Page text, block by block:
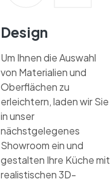
Design
Um Ihnen die Auswahl
von Materialien und
Oberflächen zu
erleichtern, laden wir Sie
in unser
nächstgelegenes
Showroom ein und
gestalten Ihre Küche mit
realistischen 3D-